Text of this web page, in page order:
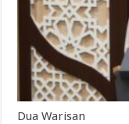
Dua Warisan